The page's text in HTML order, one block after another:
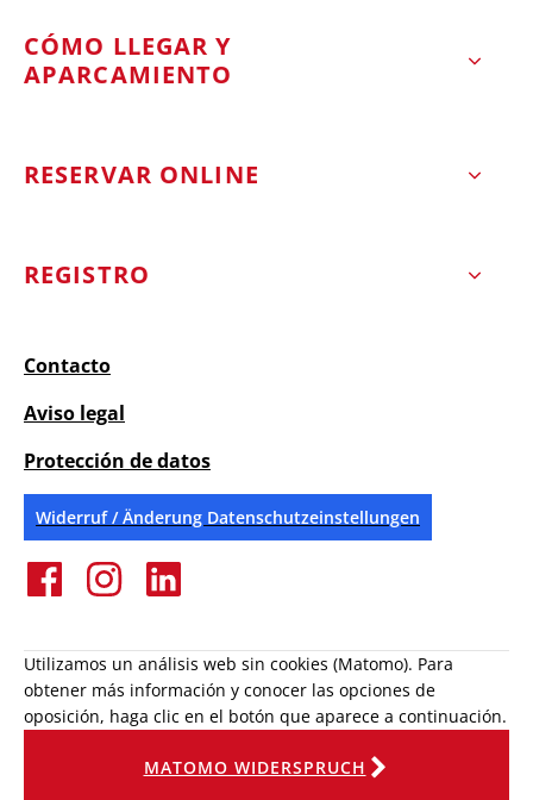
CÓMO LLEGAR Y
APARCAMIENTO
RESERVAR ONLINE
REGISTRO
Contacto
Aviso legal
Protección de datos
Widerruf / Änderung Datenschutzeinstellungen
Utilizamos un análisis web sin cookies (Matomo). Para
obtener más información y conocer las opciones de
oposición, haga clic en el botón que aparece a continuación.
MATOMO WIDERSPRUCH